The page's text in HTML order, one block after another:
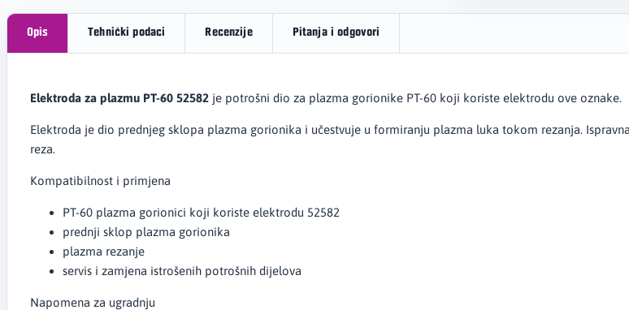
Opis Tehnički podaci Recenzije Pitanja i odgovori
Elektroda za plazmu PT-60 52582je potrošni dio za plazma gorionike PT-60 koji koriste elektrodu ove oznake.
Elektroda je dio prednjeg sklopa plazma gorionika i učestvuje u formiranju plazma luka tokom rezanja.
reza.
Kompatibilnost i primjena
PT-60 plazma gorionici koji koriste elektrodu 52582
prednji sklop plazma gorionika
plazma rezanje
servis i zamjena istrošenih potrošnih dijelova
Napomena za ugradnju